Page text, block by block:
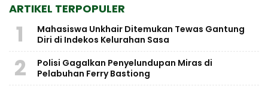
ARTIKEL TERPOPULER
1
Mahasiswa Unkhair Ditemukan Tewas Gantung
Diri di Indekos Kelurahan Sasa
2
Polisi Gagalkan Penyelundupan Miras di
Pelabuhan Ferry Bastiong